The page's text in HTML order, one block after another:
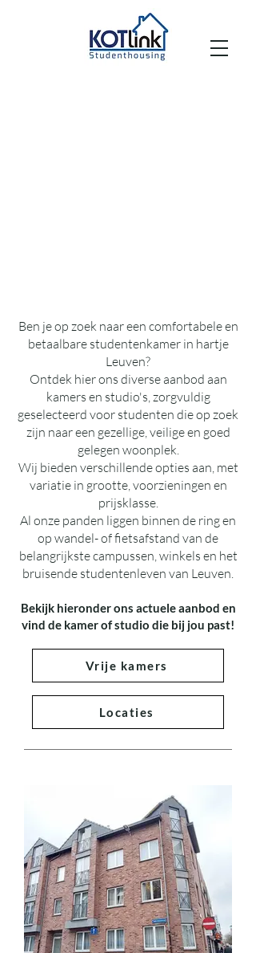
Ben je op zoek naar een comfortabele en
betaalbare studentenkamer in hartje
Leuven?
Ontdek hier ons diverse aanbod aan
kamers en studio's, zorgvuldig
geselecteerd voor studenten die op zoek
zijn naar een gezellige, veilige en goed
gelegen woonplek.
Wij bieden verschillende opties aan, met
variatie in grootte, voorzieningen en
prijsklasse.
Al onze panden liggen binnen de ring en
op wandel- of fietsafstand van de
belangrijkste campussen, winkels en het
bruisende studentenleven van Leuven.
Bekijk hieronder ons actuele aanbod en
vind de kamer of studio die bij jou past!
Vrije kamers
Locaties